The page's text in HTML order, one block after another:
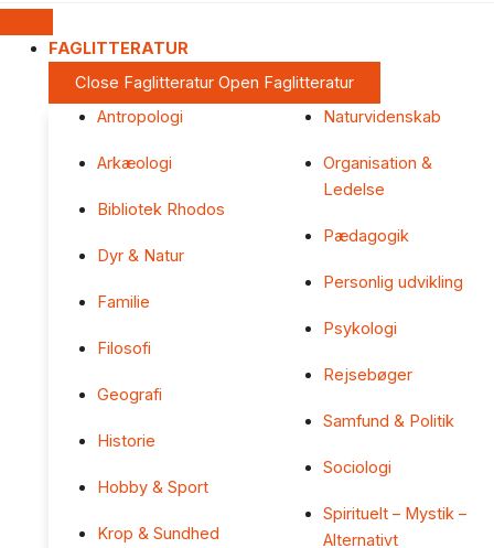
FAGLITTERATUR
Close Faglitteratur Open Faglitteratur
Antropologi
Arkæologi
Bibliotek Rhodos
Dyr & Natur
Familie
Filosofi
Geografi
Historie
Hobby & Sport
Krop & Sundhed
Naturvidenskab
Organisation &
Ledelse
Pædagogik
Personlig udvikling
Psykologi
Rejsebøger
Samfund & Politik
Sociologi
Spirituelt – Mystik –
Alternativt